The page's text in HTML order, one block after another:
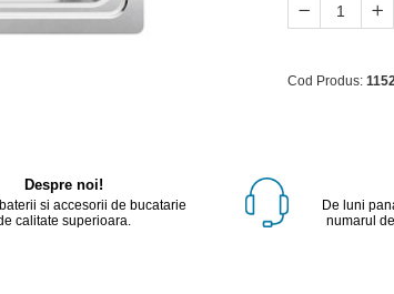
Cod Produs:
Despre noi!
si accesorii de bucatarie
calitate superioara.
De luni
numarul